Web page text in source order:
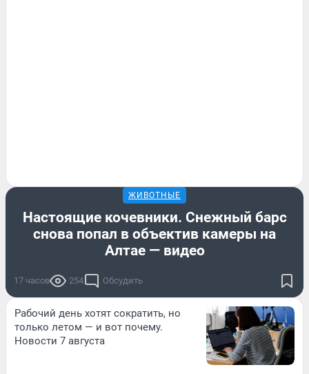
ЖИВОТНЫЕ
Настоящие кочевники. Снежный барс
снова попал в объектив камеры на
Алтае — видео
17 часов 254 Обсудить
Рабочий день хотят сократить, но
только летом — и вот почему.
Новости 7 августа